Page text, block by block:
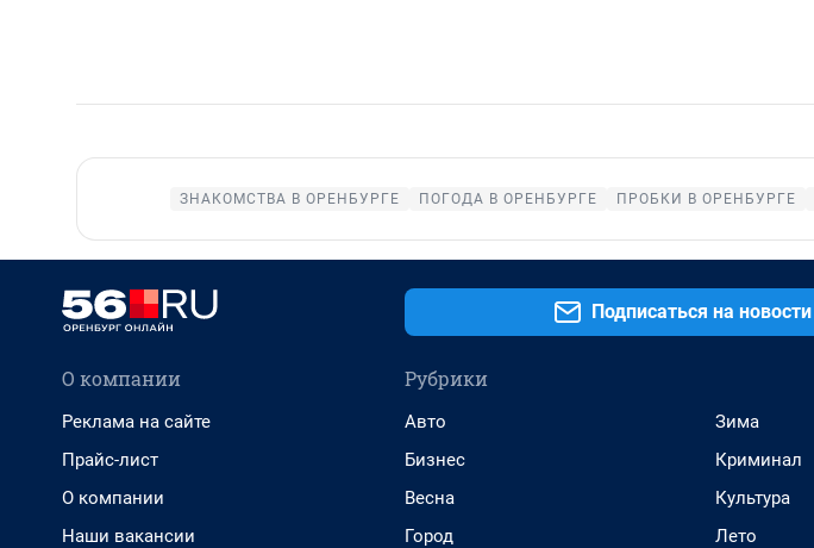
ЗНАКОМСТВА В ОРЕНБУРГЕ ПОГОДА В ОРЕНБУРГЕ ПРОБКИ В ОРЕНБУРГЕ
Подписаться на новости
О компании
Реклама на сайте
Прайс-лист
О компании
Наши вакансии
Рубрики
Авто
Бизнес
Весна
Город
Зима
Криминал
Культура
Лето